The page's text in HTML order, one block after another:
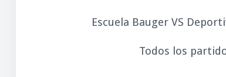
Escuela Bauger VS
Todos los